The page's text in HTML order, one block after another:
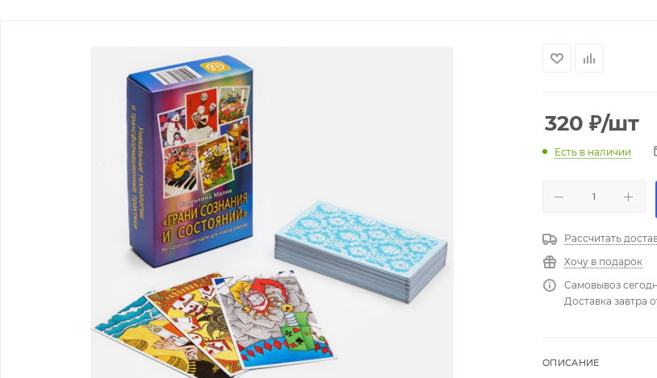
320 ₽/шт
Есть в наличии
Рассчитать
Хочу в подарок
Самовывоз
Доставка завтра
ОПИСАНИЕ